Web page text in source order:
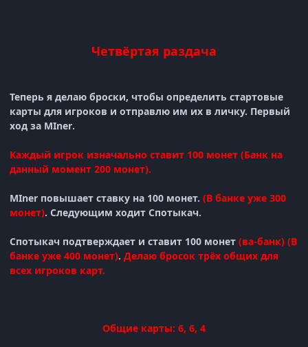
Четвёртая раздача
Теперь я делаю броски, чтобы определить стартовые
карты для игроков и отправлю им их в личку. Первый
ход за MIner.
Каждый игрок изначально ставит 100 монет (Банк на
данный момент 200 монет).
MIner повышает ставку на 100 монет. (В банке уже 300
монет). Следующим ходит Спотыкач.
Спотыкач подтверждает и ставит 100 монет (ва-банк) (В
банке уже 400 монет). Делаю бросок трёх общих для
всех игроков карт.
Общие карты: 6, 6, 4